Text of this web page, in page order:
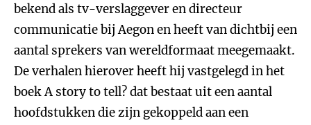
bekend als tv-verslaggever en directeur
communicatie bij Aegon en heeft van dichtbij een
aantal sprekers van wereldformaat meegemaakt.
De verhalen hierover heeft hij vastgelegd in het
boek A story to tell? dat bestaat uit een aantal
hoofdstukken die zijn gekoppeld aan een